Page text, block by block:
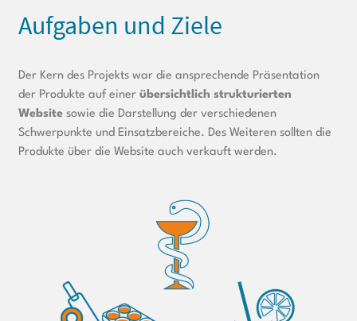
Aufgaben und Ziele
Der Kern des Projekts war die ansprechende Präsentation
der Produkte auf einerübersichtlich strukturierten
Website sowie die Darstellung der verschiedenen
Schwerpunkte und Einsatzbereiche. Des Weiteren sollten die
Produkte über die Website auch verkauft werden.